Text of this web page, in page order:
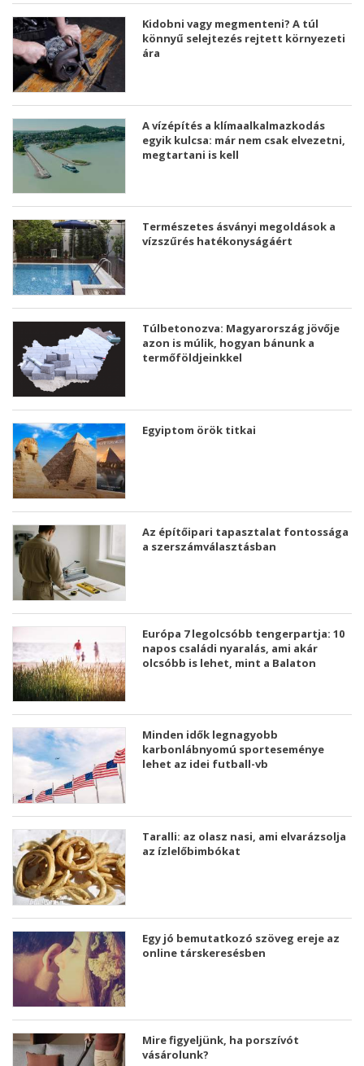
Kidobni vagy megmenteni? A túl
könnyű selejtezés rejtett környezeti
ára
A vízépítés a klímaalkalmazkodás
egyik kulcsa: már nem csak elvezetni,
megtartani is kell
Természetes ásványi megoldások a
vízszűrés hatékonyságáért
Túlbetonozva: Magyarország jövője
azon is múlik, hogyan bánunk a
termőföldjeinkkel
Egyiptom örök titkai
Az építőipari tapasztalat fontossága
a szerszámválasztásban
Európa 7 legolcsóbb tengerpartja: 10
napos családi nyaralás, ami akár
olcsóbb is lehet, mint a Balaton
Minden idők legnagyobb
karbonlábnyomú sporteseménye
lehet az idei futball-vb
Taralli: az olasz nasi, ami elvarázsolja
az ízlelőbimbókat
Egy jó bemutatkozó szöveg ereje az
online társkeresésben
Mire figyeljünk, ha porszívót
vásárolunk?